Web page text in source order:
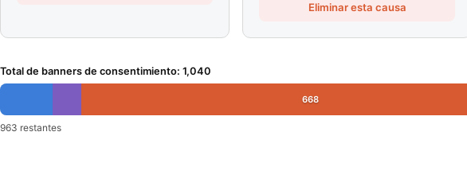
Eliminar esta causa
Total de banners de consentimiento: 1,040
668
963 restantes